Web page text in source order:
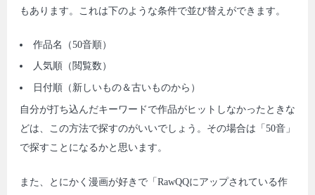
もあります。これは下のような条件で並び替えができます。
作品名（50音順）
人気順（閲覧数）
日付順（新しいもの＆古いものから）
自分が打ち込んだキーワードで作品がヒットしなかったときな
どは、この方法で探すのがいいでしょう。その場合は「50音」
で探すことになるかと思います。
また、とにかく漫画が好きで「RawQQにアップされている作